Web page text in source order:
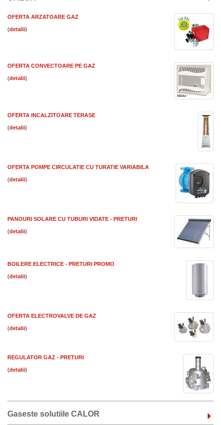
OFERTA ARZATOARE GAZ
( )
OFERTA CONVECTOARE PE GAZ
( )
OFERTA INCALZITOARE TERASE
( )
OFERTA POMPE CIRCULATIE CU TURATIE VARIABILA
( )
PANOURI SOLARE CU TUBURI VIDATE - PRETURI
( )
BOILERE ELECTRICE - PRETURI PROMO
( )
OFERTA ELECTROVALVE DE GAZ
( )
REGULATOR GAZ - PRETURI
( )
Gaseste solutiile CALOR